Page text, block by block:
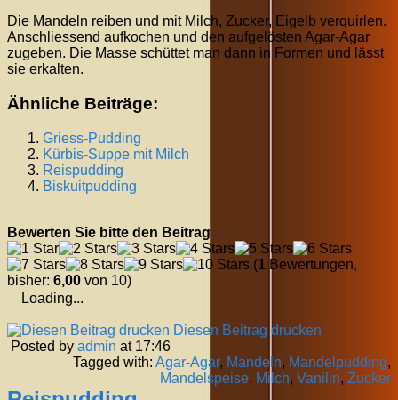
Die Mandeln reiben und mit Milch, Zucker, Eigelb verquirlen.
Anschliessend aufkochen und den aufgelösten Agar-Agar
zugeben. Die Masse schüttet man dann in Formen und lässt
sie erkalten.
Ähnliche Beiträge:
Griess-Pudding
Kürbis-Suppe mit Milch
Reispudding
Biskuitpudding
Bewerten Sie bitte den Beitrag
(1 Bewertungen,
bisher: 6,00 von 10)
Loading...
Diesen Beitrag drucken
Posted by admin at 17:46
Tagged with: Agar-Agar, Mandeln, Mandelpudding,
Mandelspeise, Milch, Vanilin, Zucker